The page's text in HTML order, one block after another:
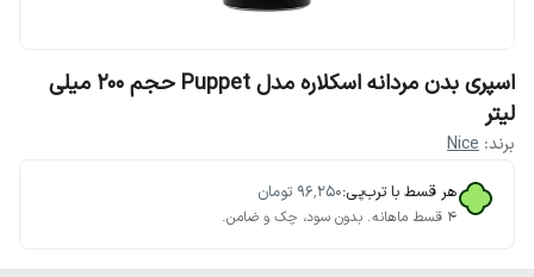
اسپری بدن مردانه اسکلاره مدل Puppet حجم 200 میلی
لیتر
برند: Nice
هر قسط با ترب‌پی:۹۶٬۲۵۰ تومان
۴ قسط ماهانه. بدون سود، چک و ضامن.